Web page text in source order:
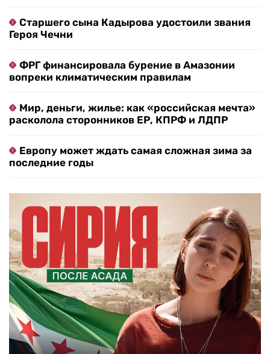
Старшего сына Кадырова удостоили звания
Героя Чечни
ФРГ финансировала бурение в Амазонии
вопреки климатическим правилам
Мир, деньги, жилье: как «российская мечта»
расколола сторонников ЕР, КПРФ и ЛДПР
Европу может ждать самая сложная зима за
последние годы